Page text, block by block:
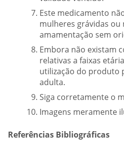
Este medicamento
mulheres grávidas
amamentação sem
Embora não existam
relativas a faixas
utilização do produto
adulta.
Siga corretamente o
Imagens meramente
Referências Bibliográficas